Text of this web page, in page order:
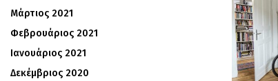
Μάρτιος 2021
Φεβρουάριος 2021
Ιανουάριος 2021
Δεκέμβριος 2020